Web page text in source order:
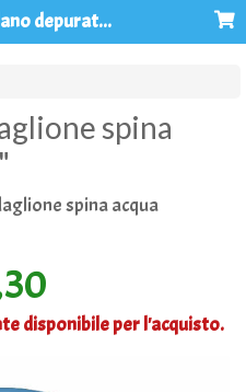
Filtri Acqua Milano depuratori acqua osmosi inversa
spina
spina acqua
disponibile per l'acquisto.